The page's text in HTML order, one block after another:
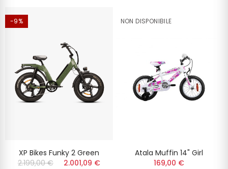
-9%
XP Bikes Funky 2 Green
2.199,00 €
2.001,09 €
NON DISPONIBILE
Atala Muffin 14" Girl
169,00 €